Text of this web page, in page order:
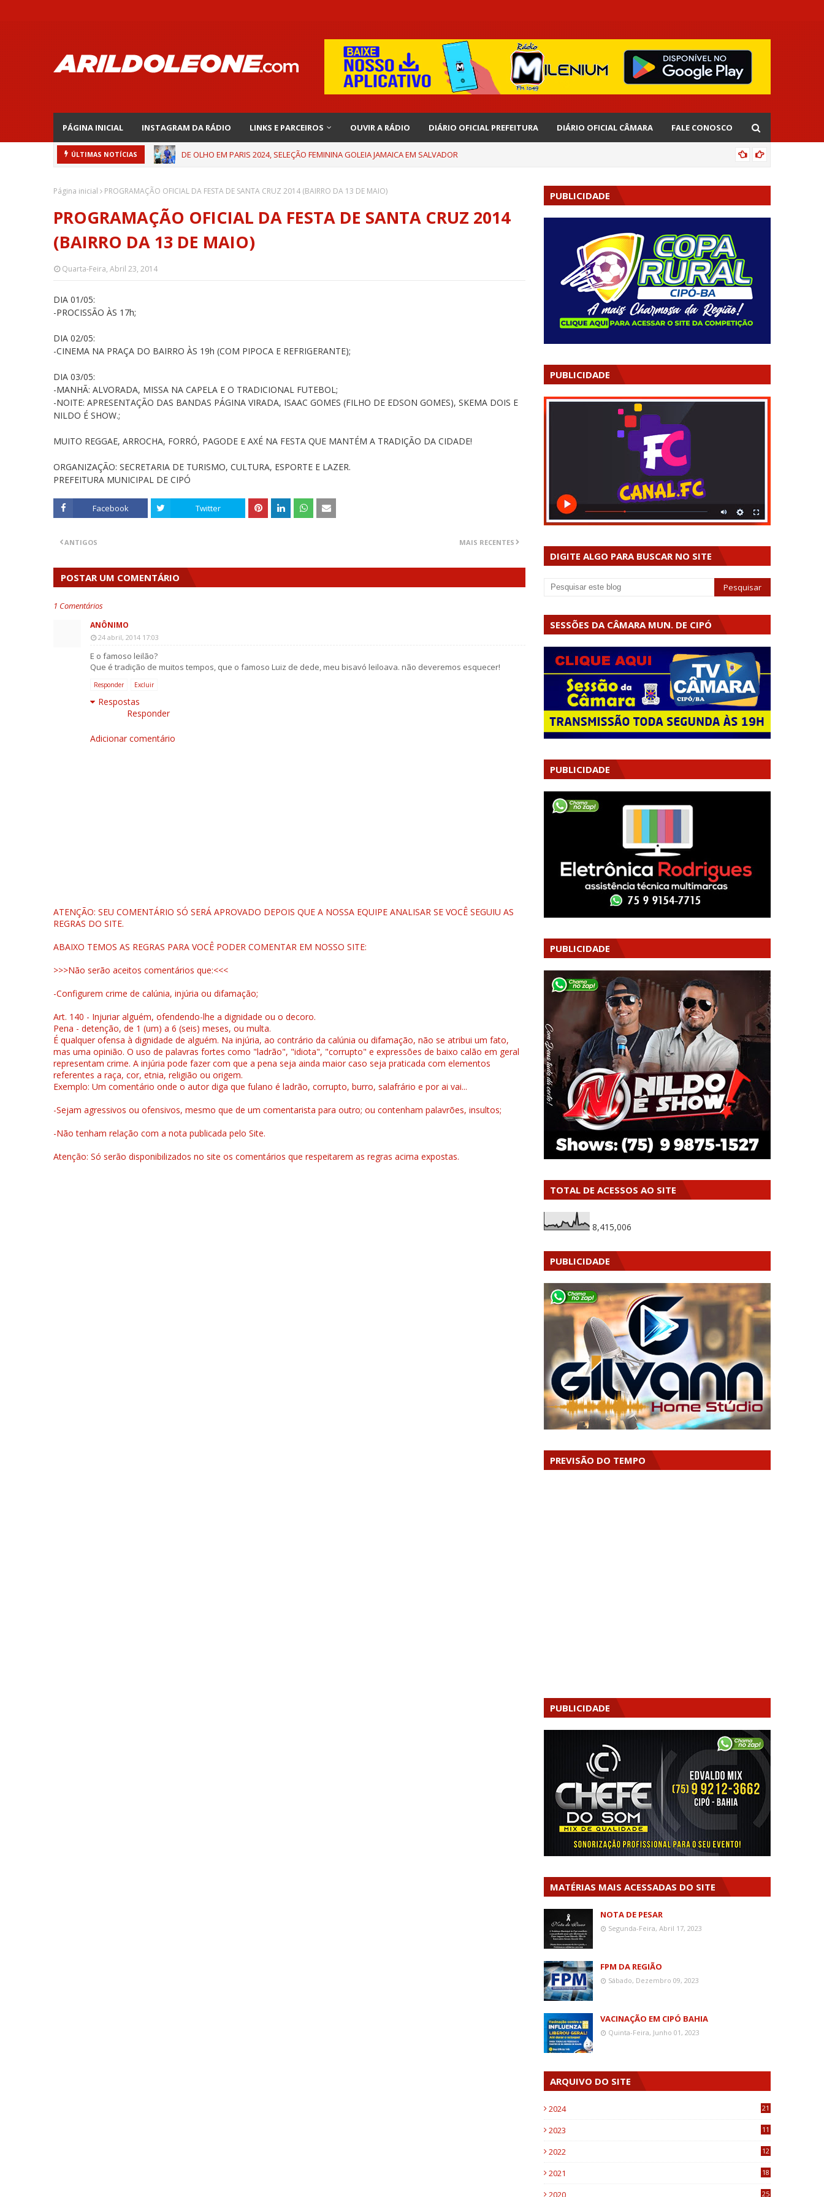
PÁGINA INICIAL INSTAGRAM DA RÁDIO LINKS E PARCEIROS OUVIR A RÁDIO DIÁRIO OFICIAL PREFEITURA DIÁRIO OFICIAL CÂMARA FALE CONOSCO
ÚLTIMAS NOTÍCIAS DE OLHO EM PARIS 2024, SELEÇÃO FEMININA GOLEIA JAMAICA EM SALVADOR
Página inicial PROGRAMAÇÃO OFICIAL DA FESTA DE SANTA CRUZ 2014 (BAIRRO DA 13 DE MAIO)
PROGRAMAÇÃO OFICIAL DA FESTA DE SANTA CRUZ 2014
(BAIRRO DA 13 DE MAIO)
Quarta-Feira, Abril 23, 2014
DIA 01/05:
-PROCISSÃO ÀS 17h;
DIA 02/05:
-CINEMA NA PRAÇA DO BAIRRO ÀS 19h (COM PIPOCA E REFRIGERANTE);
DIA 03/05:
-MANHÃ: ALVORADA, MISSA NA CAPELA E O TRADICIONAL FUTEBOL;
-NOITE: APRESENTAÇÃO DAS BANDAS PÁGINA VIRADA, ISAAC GOMES (FILHO DE EDSON GOMES), SKEMA DOIS E
NILDO É SHOW.;
MUITO REGGAE, ARROCHA, FORRÓ, PAGODE E AXÉ NA FESTA QUE MANTÉM A TRADIÇÃO DA CIDADE!
ORGANIZAÇÃO: SECRETARIA DE TURISMO, CULTURA, ESPORTE E LAZER.
PREFEITURA MUNICIPAL DE CIPÓ
Facebook Twitter
MAIS RECENTES
ANTIGOS
POSTAR UM COMENTÁRIO
1 Comentários
ANÔNIMO
24 abril, 2014 17:03
E o famoso leilão?
Que é tradição de muitos tempos, que o famoso Luiz de dede, meu bisavó leiloava. não deveremos esquecer!
Responder Excluir
Respostas
Responder
Adicionar comentário
ATENÇÃO: SEU COMENTÁRIO SÓ SERÁ APROVADO DEPOIS QUE A NOSSA EQUIPE ANALISAR SE VOCÊ SEGUIU AS
REGRAS DO SITE.
ABAIXO TEMOS AS REGRAS PARA VOCÊ PODER COMENTAR EM NOSSO SITE:
>>>Não serão aceitos comentários que:<<<
-Configurem crime de calúnia, injúria ou difamação;
Art. 140 - Injuriar alguém, ofendendo-lhe a dignidade ou o decoro.
Pena - detenção, de 1 (um) a 6 (seis) meses, ou multa.
É qualquer ofensa à dignidade de alguém. Na injúria, ao contrário da calúnia ou difamação, não se atribui um fato,
mas uma opinião. O uso de palavras fortes como "ladrão", "idiota", "corrupto" e expressões de baixo calão em geral
representam crime. A injúria pode fazer com que a pena seja ainda maior caso seja praticada com elementos
referentes a raça, cor, etnia, religião ou origem.
Exemplo: Um comentário onde o autor diga que fulano é ladrão, corrupto, burro, salafrário e por ai vai...
-Sejam agressivos ou ofensivos, mesmo que de um comentarista para outro; ou contenham palavrões, insultos;
-Não tenham relação com a nota publicada pelo Site.
Atenção: Só serão disponibilizados no site os comentários que respeitarem as regras acima expostas.
PUBLICIDADE
PUBLICIDADE
DIGITE ALGO PARA BUSCAR NO SITE
SESSÕES DA CÂMARA MUN. DE CIPÓ
PUBLICIDADE
PUBLICIDADE
TOTAL DE ACESSOS AO SITE
8,415,006
PUBLICIDADE
PREVISÃO DO TEMPO
PUBLICIDADE
MATÉRIAS MAIS ACESSADAS DO SITE
NOTA DE PESAR
Segunda-Feira, Abril 17, 2023
FPM DA REGIÃO
Sábado, Dezembro 09, 2023
VACINAÇÃO EM CIPÓ BAHIA
Quinta-Feira, Junho 01, 2023
ARQUIVO DO SITE
2024 21
2023
11
2022
12
2021
18
2020 25